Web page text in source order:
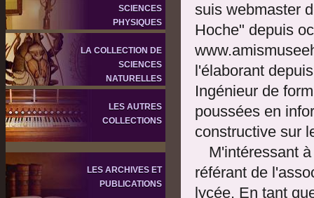
SCIENCES
PHYSIQUES
LA COLLECTION DE
SCIENCES
NATURELLES
LES AUTRES
COLLECTIONS
LES ARCHIVES ET
PUBLICATIONS
suis webmaster
Hoche" depuis
l'élaborant
Ingénieur de
poussées en
constructive sur
M'intéressant
référant de
lycée. En tant